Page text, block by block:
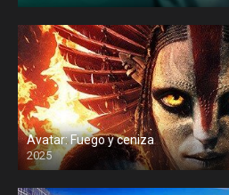
Avatar: Fuego y ceniza
2025